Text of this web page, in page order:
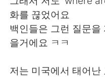
화를 끊었어요
백인들은 그런 질문
을거에요 ㅋㅋ
저는 미국에서 태어난